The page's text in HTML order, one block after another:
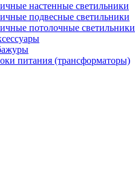
настенные светильники
подвесные светильники
потолочные светильники
питания (трансформаторы)